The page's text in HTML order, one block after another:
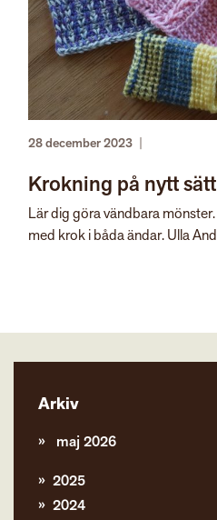
28 december 2023
Krokning på nytt
Lär dig göra vändbara
med krok i båda ändar. Ulla
Arkiv
maj 2026
2025
2024